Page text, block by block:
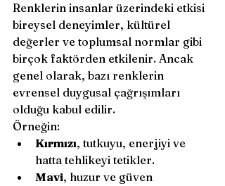
Renklerin insanlar üzerindeki etkisi
bireysel deneyimler, kültürel
değerler ve toplumsal normlar gibi
birçok faktörden etkilenir. Ancak
genel olarak, bazı renklerin
evrensel duygusal çağrışımları
olduğu kabul edilir.
Örneğin:
Kırmızı, tutkuyu, enerjiyi ve
hatta tehlikeyi tetikler.
Mavi, huzur ve güven